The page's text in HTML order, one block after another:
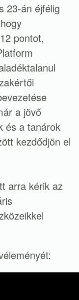
23-án éjfélig
pontot,
evezetése
a jövő
és a tanárok
kezdődjön el
arra kérik az